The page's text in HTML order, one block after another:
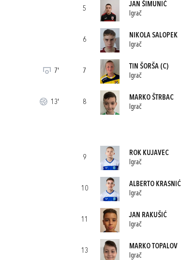
7'
13'
5
JAN ŠIMUNIĆ
Igrač
6
NIKOLA SALOPEK
Igrač
7
TIN ŠORŠA(C)
Igrač
8
MARKO ŠTRBAC
Igrač
9
ROK KUJAVEC
Igrač
10
ALBERTO KRASNIĆ
Igrač
11
JAN RAKUŠIĆ
Igrač
13
MARKO TOPALOV
Igrač